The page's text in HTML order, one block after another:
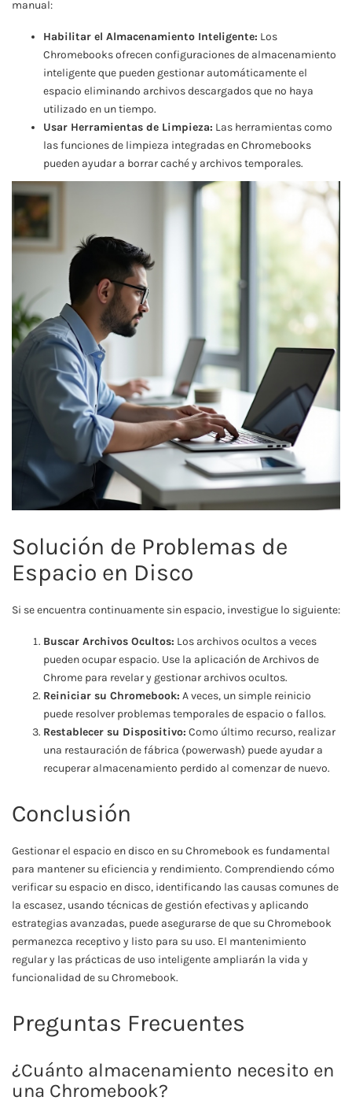
manual:
Habilitar el Almacenamiento Inteligente: Los
Chromebooks ofrecen configuraciones de almacenamiento
inteligente que pueden gestionar automáticamente el
espacio eliminando archivos descargados que no haya
utilizado en un tiempo.
Usar Herramientas de Limpieza: Las herramientas como
las funciones de limpieza integradas en Chromebooks
pueden ayudar a borrar caché y archivos temporales.
Solución de Problemas de
Espacio en Disco
Si se encuentra continuamente sin espacio, investigue lo siguiente:
Buscar Archivos Ocultos: Los archivos ocultos a veces
pueden ocupar espacio. Use la aplicación de Archivos de
Chrome para revelar y gestionar archivos ocultos.
Reiniciar su Chromebook: A veces, un simple reinicio
puede resolver problemas temporales de espacio o fallos.
Restablecer su Dispositivo: Como último recurso, realizar
una restauración de fábrica (powerwash) puede ayudar a
recuperar almacenamiento perdido al comenzar de nuevo.
Conclusión
Gestionar el espacio en disco en su Chromebook es fundamental
para mantener su eficiencia y rendimiento. Comprendiendo cómo
verificar su espacio en disco, identificando las causas comunes de
la escasez, usando técnicas de gestión efectivas y aplicando
estrategias avanzadas, puede asegurarse de que su Chromebook
permanezca receptivo y listo para su uso. El mantenimiento
regular y las prácticas de uso inteligente ampliarán la vida y
funcionalidad de su Chromebook.
Preguntas Frecuentes
¿Cuánto almacenamiento necesito en
una Chromebook?